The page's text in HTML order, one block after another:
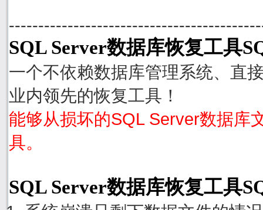
SQL Server数据库恢复工具
一个不依赖数据库管理系统、直
业内领先的恢复工具！
能够从损坏的SQL Server数据库
具。
SQL Server数据库恢复工具